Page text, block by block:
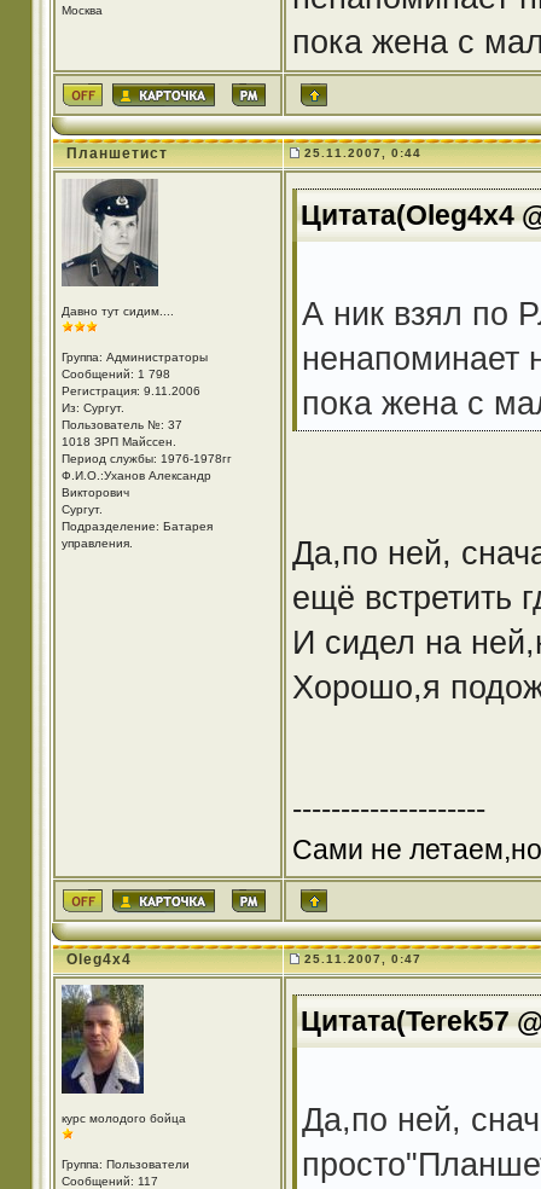
Москва
пока жена с
Планшетист 25.11.2007, 0:44
Давно тут сидим....
Группа: Администраторы
Сообщений: 1 798
Регистрация: 9.11.2006
Из: Cургут.
Пользователь №: 37
1018 ЗРП Майссен.
Период службы: 1976-1978гг
Ф.И.О.:Уханов Александр
Викторович
Cургут.
Подразделение: Батарея
управления.
Цитата(Oleg4x4
А ник взял по
ненапоминает
пока жена с
Да,по ней,
ещё встретить
И сидел на
Хорошо,я
--------------------
Сами не
Oleg4x4 25.11.2007, 0:47
курс молодого бойца
Группа: Пользователи
Сообщений: 117
Цитата(Terek57
Да,по ней,